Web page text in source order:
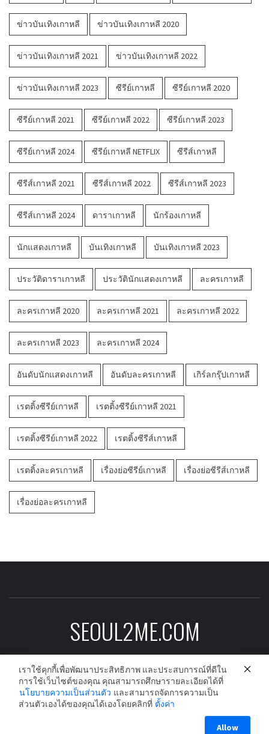
ข่าวบันเทิงเกาหลี ข่าวบันเทิงเกาหลี 2020
ข่าวบันเทิงเกาหลี 2021 ข่าวบันเทิงเกาหลี 2022
ข่าวบันเทิงเกาหลี 2023 ซีรีย์เกาหลี ซีรีย์เกาหลี 2020
ซีรีย์เกาหลี 2021 ซีรีย์เกาหลี 2022 ซีรีย์เกาหลี 2023
ซีรีย์เกาหลี 2024 ซีรีย์เกาหลี NETFLIX ซีรีส์เกาหลี
ซีรีส์เกาหลี 2021 ซีรีส์เกาหลี 2022 ซีรีส์เกาหลี 2023
ซีรีส์เกาหลี 2024 ดาราเกาหลี นักร้องเกาหลี
นักแสดงเกาหลี บันเทิงเกาหลี บันเทิงเกาหลี 2023
ประวัติดาราเกาหลี ประวัตินักแสดงเกาหลี ละครเกาหลี
ละครเกาหลี 2020 ละครเกาหลี 2021 ละครเกาหลี 2022
ละครเกาหลี 2023 ละครเกาหลี 2024
อันดับนักแสดงเกาหลี อันดับละครเกาหลี เกิร์ลกรุ๊ปเกาหลี
เรตติ้งซีรีย์เกาหลี เรตติ้งซีรีย์เกาหลี 2021
เรตติ้งซีรีย์เกาหลี 2022 เรตติ้งซีรีส์เกาหลี
เรตติ้งละครเกาหลี เรื่องย่อซีรีย์เกาหลี เรื่องย่อซีรีส์เกาหลี
เรื่องย่อละครเกาหลี
SEOUL2ME.COM
ข่าวบันเทิงเกาหลีอัพเดต ดาราเกาหลี ซีรีย์
เกาหลี ละครเกาหลี และนักร้องเกาหลีก่อนใคร
Elegant Magazine
เราใช้คุกกี้เพื่อพัฒนาประสิทธิภาพ และประสบการณ์ที่ดีใน
การใช้เว็บไซต์ของคุณ คุณสามารถศึกษารายละเอียดได้ที่
นโยบายความเป็นส่วนตัว และสามารถจัดการความเป็น
ส่วนตัวเองได้ของคุณได้เองโดยคลิกที่ ตั้งค่า
Allow